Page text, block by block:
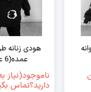
هودی زنانه
عمده(6 عددی)
ناموجود(نیاز
دارید؟تماس